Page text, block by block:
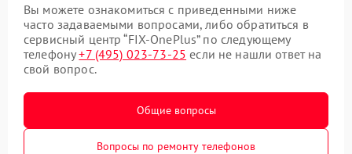
Вы можете ознакомиться с приведенными ниже
часто задаваемыми вопросами, либо обратиться в
сервисный центр “FIX-OnePlus” по следующему
телефону+7 (495) 023-73-25 если не нашли ответ на
свой вопрос.
Общие вопросы
Вопросы по ремонту телефонов